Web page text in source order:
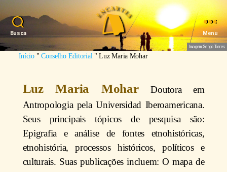
Busca Menu
Imagem: Sergio Torres
Início"Conselho Editorial "Luz Maria Mohar
Luz Maria MoharDoutora em
Antropologia pela Universidad Iberoamericana.
Seus principais tópicos de pesquisa são:
Epigrafia e análise de fontes etnohistóricas,
etnohistória, processos históricos, políticos e
culturais. Suas publicações incluem: O mapa de